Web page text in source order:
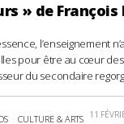
» de François
l’enseignement
pour être au cœur des
du secondaire
CULTURE & ARTS 11